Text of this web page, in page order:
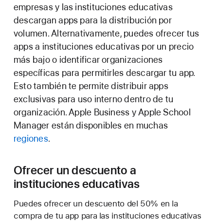
empresas y las instituciones educativas
descargan apps para la distribución por
volumen. Alternativamente, puedes ofrecer tus
apps a instituciones educativas por un precio
más bajo o identificar organizaciones
específicas para permitirles descargar tu app.
Esto también te permite distribuir apps
exclusivas para uso interno dentro de tu
organización. Apple Business y Apple School
Manager están disponibles en muchas
regiones.
Ofrecer un descuento a
instituciones educativas
Puedes ofrecer un descuento del 50% en la
compra de tu app para las instituciones educativas